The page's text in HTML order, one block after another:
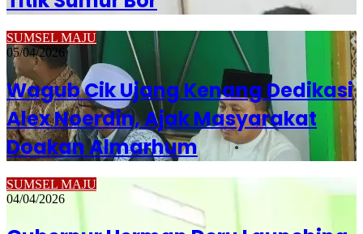
SUMSEL MAJU
05/04/2026
Wagub Cik Ujang Kenang Dedikasi
Alex Noerdin, Ajak Masyarakat
Doakan Almarhum
SUMSEL MAJU
04/04/2026